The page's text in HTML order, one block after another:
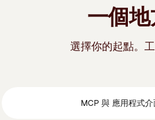
一個
選擇你的起點。
MCP 與 應用程式